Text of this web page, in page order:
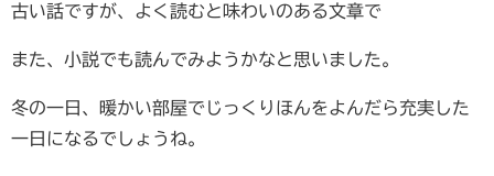
古い話ですが、よく読むと味わいのある文章で
また、小説でも読んでみようかなと思いました。
冬の一日、暖かい部屋でじっくりほんをよんだら充実した
一日になるでしょうね。